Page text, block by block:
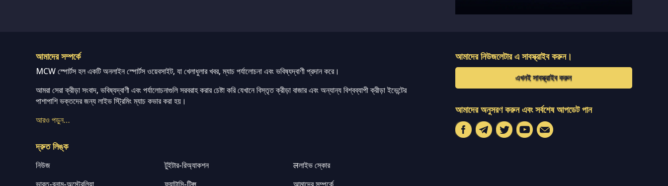
আমাদের সম্পর্কে
MCW স্পোর্টস হল একটি অনলাইন স্পোর্টস ওয়েবসাইট, যা খেলাধুলার খবর, ম্যাচ পর্যালোচনা এবং ভবিষ্যদ্বাণী প্রদান করে।
আমরা সেরা ক্রীড়া সংবাদ, ভবিষ্যদ্বাণী এবং পর্যালোচনাগুলি সরবরাহ করার চেষ্টা করি যেখানে বিস্তৃত ক্রীড়া বাজার এবং অন্যান্য বিশ্বব্যাপী ক্রীড়া ইভেন্টের
পাশাপাশি ভক্তদের জন্য লাইভ স্ট্রিমিং ম্যাচ কভার করা হয়।
আরও পড়ুন…
দ্রুত লিঙ্ক
নিউজ টুইটার-রিঅ্যাকশন
लলাইভ স্কোর
আমাদের নিউজলেটার এ সাবস্ক্রাইব করুন।
এখনই সাবস্ক্রাইব করুন
আমাদের অনুসরণ করুন এবং সর্বশেষ আপডেট পান